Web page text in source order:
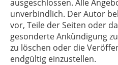
ausgeschlossen. Alle
unverbindlich. Der Autor
vor, Teile der Seiten oder
gesonderte Ankündigung
zu löschen oder die
endgültig einzustellen.